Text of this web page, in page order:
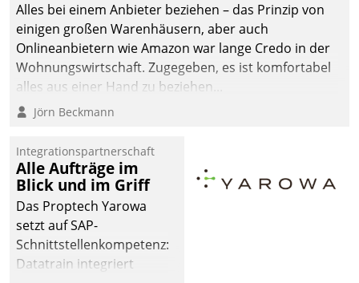
Alles bei einem Anbieter beziehen – das Prinzip von
einigen großen Warenhäusern, aber auch
Onlineanbietern wie Amazon war lange Credo in der
Wohnungswirtschaft. Zugegeben, es ist komfortabel
alles aus einer Hand zu beziehen...
Jörn Beckmann
Integrationspartnerschaft
Alle Aufträge im
Blick und im Griff
Das Proptech Yarowa
setzt auf SAP-
Schnittstellenkompetenz:
Datatrain integriert